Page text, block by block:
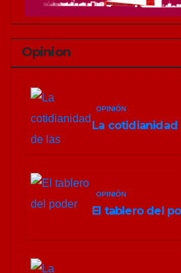
Opinion
OPINIÓN
La cotidianidad
OPINIÓN
El tablero del